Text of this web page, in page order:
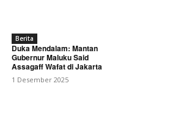
Berita
Duka Mendalam: Mantan
Gubernur Maluku Said
Assagaff Wafat di Jakarta
1 Desember 2025